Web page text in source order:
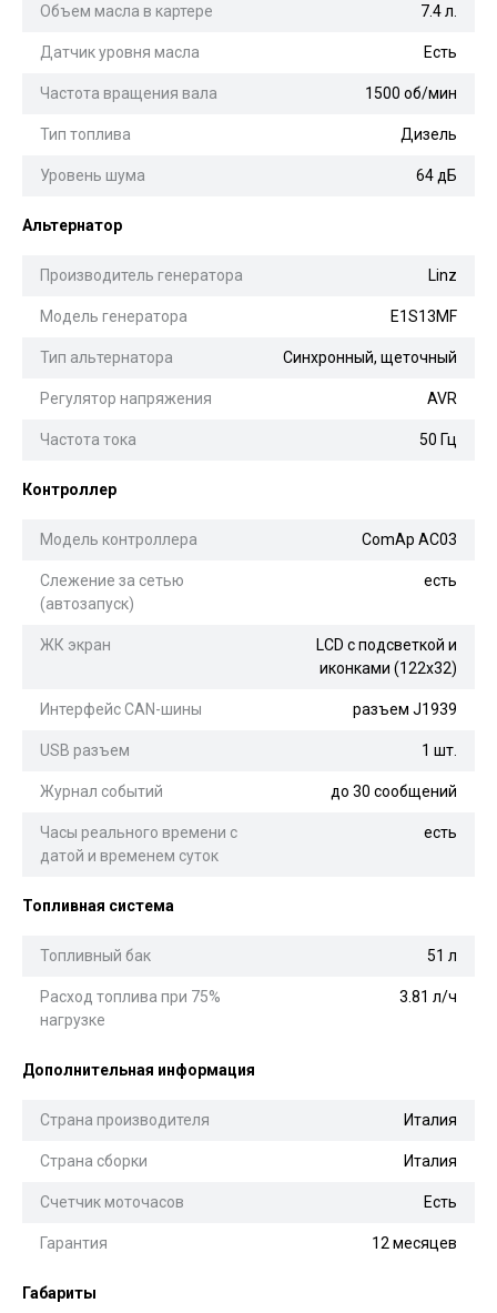
Объем масла в картере 7.4 л.
Датчик уровня масла Есть
Частота вращения вала 1500 об/мин
Тип топлива Дизель
Уровень шума 64 дБ
Альтернатор
Производитель генератора Linz
Модель генератора E1S13MF
Тип альтернатора Синхронный, щеточный
Регулятор напряжения AVR
Частота тока 50 Гц
Контроллер
Модель контроллера ComAp AC03
Слежение за сетью
(автозапуск)
есть
ЖК экран
LCD с подсветкой и
иконками (122x32)
Интерфейс CAN-шины разъем J1939
USB разъем 1 шт.
Журнал событий до 30 сообщений
Часы реального времени с
датой и временем суток
есть
Топливная система
Топливный бак 51 л
Расход топлива при 75%
нагрузке
3.81 л/ч
Дополнительная информация
Страна производителя Италия
Страна сборки Италия
Счетчик моточасов Есть
Гарантия 12 месяцев
Габариты